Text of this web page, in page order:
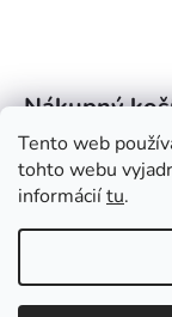
Tento web
tohto webu
informáciítu.
31. 7. 2026
BUDE
Nákupný